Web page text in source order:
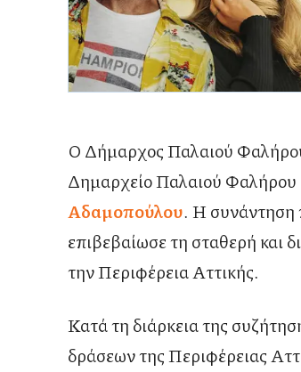
Ο Δήμαρχος Παλαιού
Δημαρχείο Παλαιού Φαλήρου
Αδαμοπούλου. Η συνάντηση
επιβεβαίωσε τη σταθερή και
την Περιφέρεια Αττικής.
Κατά τη διάρκεια της
δράσεων της Περιφέρειας